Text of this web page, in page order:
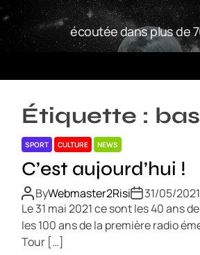
S
k
i
W
2
R
écoutée dans plus de
Étiquette :
SPORT CULTURE NEWS
C’est aujourd’hui !
ByWebmaster2Risi
31/05/2021
Le 31 mai 2021 ce sont les 40 ans
les 100 ans de la première radio
Tour […]